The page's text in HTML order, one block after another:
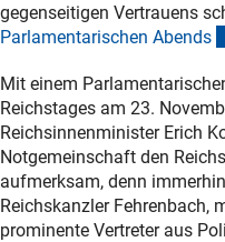
gegenseitigen Vertrauens
Parlamentarischen Abends
Mit einem
Reichstages am 23.
Reichsinnenminister Erich
Notgemeinschaft den
aufmerksam, denn
Reichskanzler Fehrenbach,
prominente Vertreter aus